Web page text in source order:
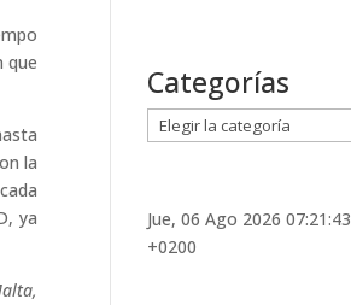
que
la
ya
Categorías
a
g
Jue, 06 Ago 2026 07:21:43
+0200